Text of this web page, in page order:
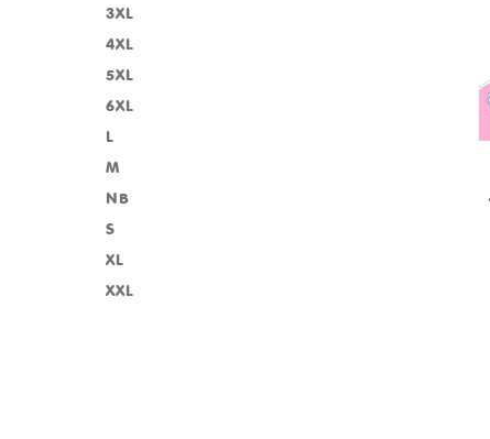
3XL
4XL
5XL
6XL
L
M
NB
S
XL
XXL